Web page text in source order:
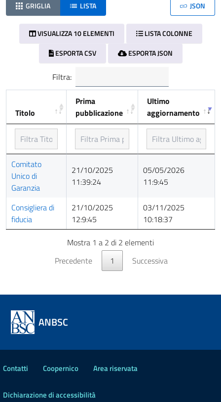
GRIGLIA LISTA JSON
VISUALIZZA 10 ELEMENTI
LISTA COLONNE
ESPORTA CSV
ESPORTA JSON
Filtra:
Titolo
Prima
pubblicazione
Ultimo
aggiornamento
Titolo
pubblicazione
aggiornamento
Comitato
Unico di
Garanzia
21/10/2025
11:39:24
05/05/2026
11:9:45
Consigliera di
fiducia
21/10/2025
12:9:45
03/11/2025
10:18:37
Mostra 1 a 2 di 2 elementi
Precedente
1 Successiva
ANBSC
Contatti Coopernico Area riservata
Dichiarazione di accessibilità